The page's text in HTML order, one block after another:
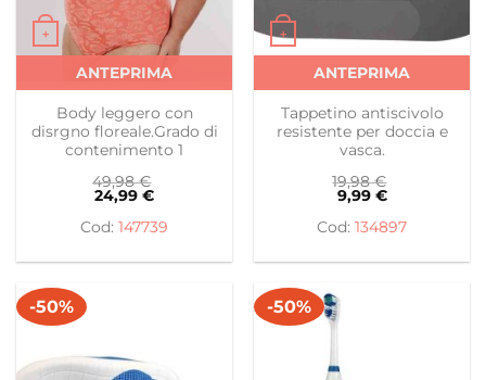
+
Questo prodotto ha più varianti. Le opzioni possono
ANTEPRIMA
Body leggero con
disrgno floreale.Grado di
contenimento 1
49,98€
24,99 €
147739
+
Questo prodotto ha più
ANTEPRIMA
Tappetino antiscivolo
resistente per doccia e
vasca.
19,98€
9,99 €
134897
-50% -50%